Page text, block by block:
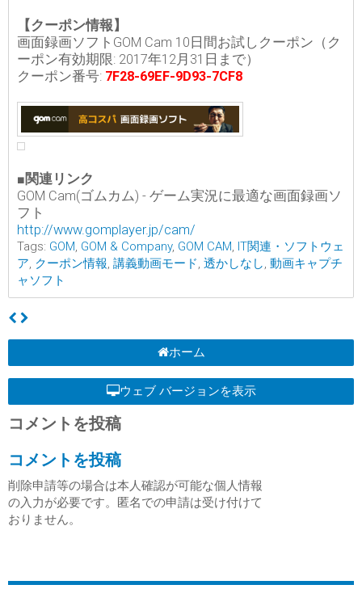
【クーポン情報】
画面録画ソフトGOM Cam 10日間お試しクーポン（ク
ーポン有効期限: 2017年12月31日まで）
クーポン番号: 7F28-69EF-9D93-7CF8
■関連リンク
GOM Cam(ゴムカム) - ゲーム実況に最適な画面録画ソ
フト
http://www.gomplayer.jp/cam/
Tags: GOM, GOM & Company, GOM CAM, IT関連・ソフトウェ
ア, クーポン情報, 講義動画モード, 透かしなし, 動画キャプチ
ャソフト
ホーム
ウェブ バージョンを表示
コメントを投稿
コメントを投稿
削除申請等の場合は本人確認が可能な個人情報
の入力が必要です。匿名での申請は受け付けて
おりません。